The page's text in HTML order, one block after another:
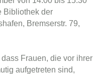
Bibliothek der
Bremserstr. 79,
Frauen, die vor ihrer
aufgetreten sind,